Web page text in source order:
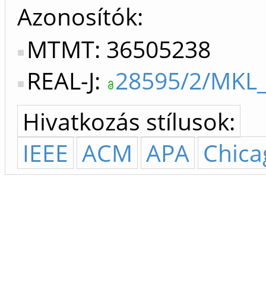
Azonosítók
MTMT: 36505238
REAL-J: 28595/2/
Hivatkozás stílusok:
IEEE ACM APA